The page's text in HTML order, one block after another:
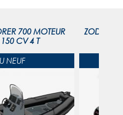
700 MOTEUR
CV 4 T
NEUF
ZODIAC